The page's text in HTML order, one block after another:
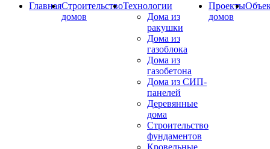
ГлавнаяСтроительство
домов
Технологии
Дома из
ракушки
Дома из
газоблока
Дома из
газобетона
Дома из СИП-
панелей
Деревянные
дома
Строительство
фундаментов
Проекты
домов